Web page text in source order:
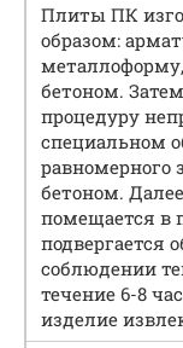
Плиты ПК
образом:
бетоном.
процедуру
специальном
равномерного
бетоном.
помещается в
подвергается
соблюдении
течение 6-8
изделие